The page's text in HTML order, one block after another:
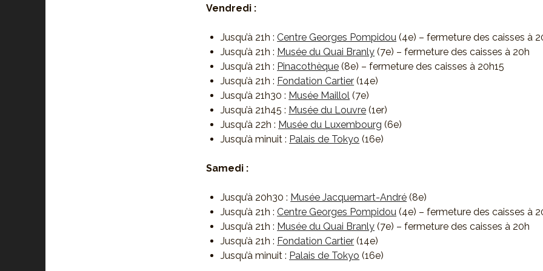
Vendredi :
Jusqu’à 21h :Centre Georges Pompidou (4e) – fermeture des caisses à
Jusqu’à 21h : Musée du Quai Branly (7e) – fermeture des caisses à 20h
Jusqu’à 21h : Pinacothèque (8e) – fermeture des caisses à 20h15
Jusqu’à 21h : Fondation Cartier (14e)
Jusqu’à 21h30 : Musée Maillol (7e)
Jusqu’à 21h45 : Musée du Louvre (1er)
Jusqu’à 22h : Musée du Luxembourg (6e)
Jusqu’à minuit : Palais de Tokyo (16e)
Samedi :
Jusqu’à 20h30 : Musée Jacquemart-André (8e)
Jusqu’à 21h :Centre Georges Pompidou (4e) – fermeture des caisses à
Jusqu’à 21h : Musée du Quai Branly (7e) – fermeture des caisses à 20h
Jusqu’à 21h : Fondation Cartier (14e)
Jusqu’à minuit : Palais de Tokyo (16e)